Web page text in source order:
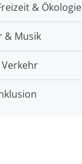
& Ökologie
& Musik